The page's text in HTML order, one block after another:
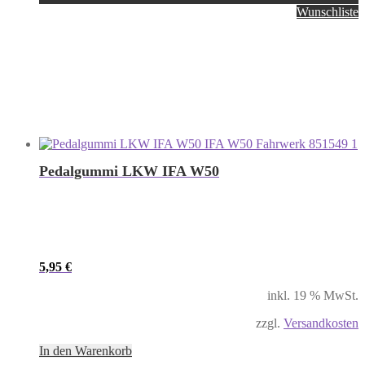
Wunschliste
Pedalgummi LKW IFA W50
5,95 €
inkl. 19 % MwSt.
zzgl. Versandkosten
In den Warenkorb